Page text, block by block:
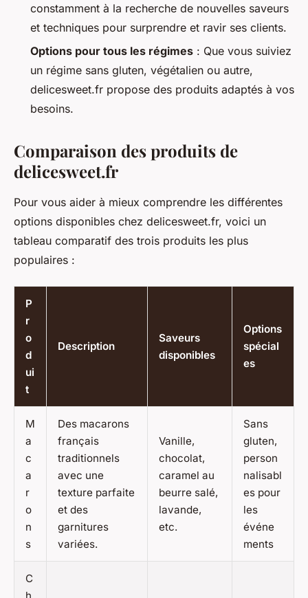
constamment à la recherche de nouvelles saveurs
et techniques pour surprendre et ravir ses clients.
Options pour tous les régimes : Que vous suiviez
un régime sans gluten, végétalien ou autre,
delicesweet.fr propose des produits adaptés à vos
besoins.
Comparaison des produits de
delicesweet.fr
Pour vous aider à mieux comprendre les différentes
options disponibles chez delicesweet.fr, voici un
tableau comparatif des trois produits les plus
populaires :
P
r
o
d
ui
t
Description
Saveurs
disponibles
Options
spécial
es
M
a
c
a
r
o
n
s
Des macarons
français
traditionnels
avec une
texture parfaite
et des
garnitures
variées.
Vanille,
chocolat,
caramel au
beurre salé,
lavande,
etc.
Sans
gluten,
person
nalisabl
es pour
les
événe
ments
C